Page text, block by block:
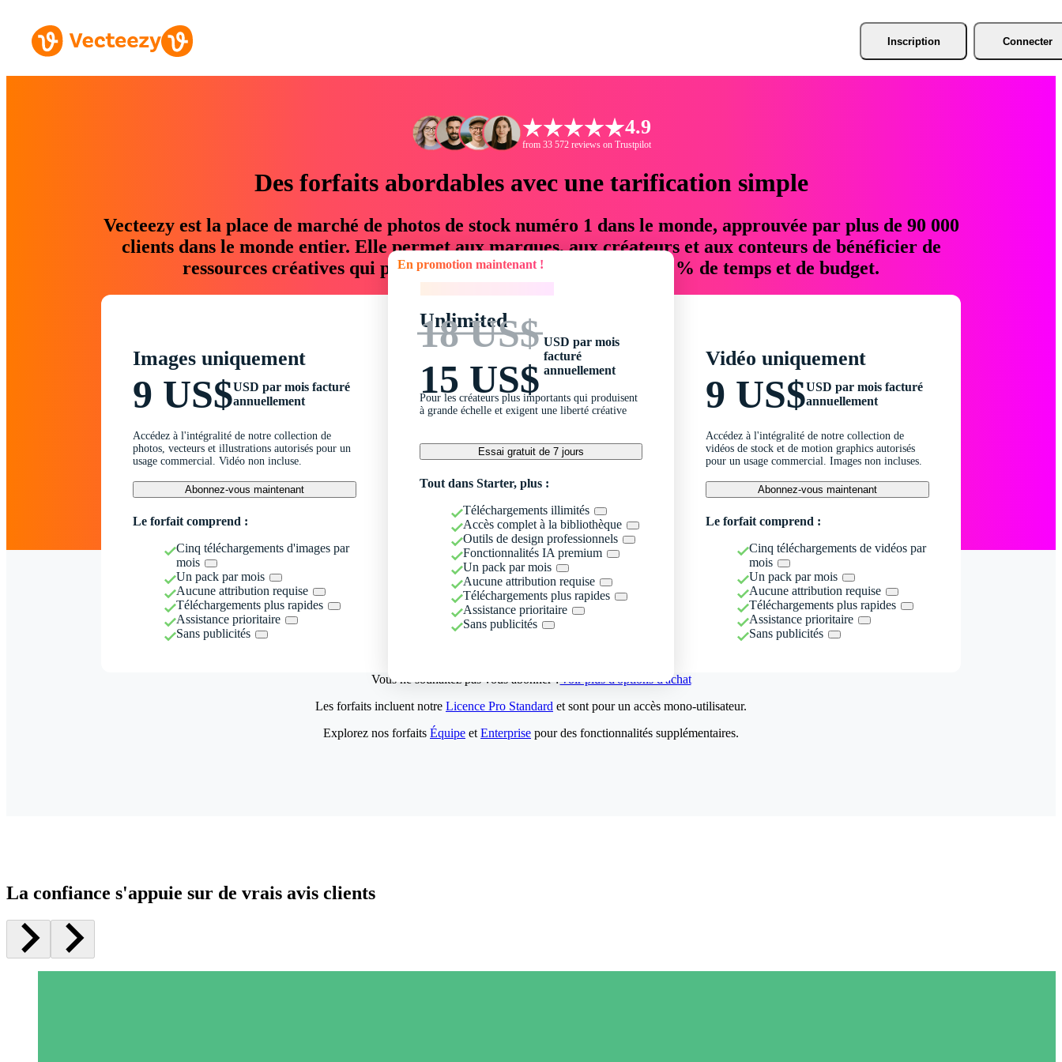
Inscription Connecter
4.9
from 33 572 reviews on Trustpilot
Des forfaits abordables avec une tarification simple
Vecteezy est la place de marché de photos de stock numéro 1 dans le monde, approuvée par plus de 90 000
clients dans le monde entier. Elle permet aux marques, aux créateurs et aux conteurs de bénéficier de
ressources créatives qui permettent d'économiser jusqu'à 76 % de temps et de budget.
Images uniquement
9 US$USD par mois facturé
annuellement
Accédez à l'intégralité de notre collection de
photos, vecteurs et illustrations autorisés pour un
usage commercial. Vidéo non incluse.
Abonnez-vous maintenant
Le forfait comprend :
Cinq téléchargements d'images par
mois
Un pack par mois
Aucune attribution requise
Téléchargements plus rapides
Assistance prioritaire
Sans publicités
En promotion maintenant !
Unlimited
18 US$
15 US$
USD par mois
facturé
annuellement
Pour les créateurs plus importants qui produisent
à grande échelle et exigent une liberté créative
Essai gratuit de 7 jours
Tout dans Starter, plus :
Téléchargements illimités
Accès complet à la bibliothèque
Outils de design professionnels
Fonctionnalités IA premium
Un pack par mois
Aucune attribution requise
Téléchargements plus rapides
Assistance prioritaire
Sans publicités
Vidéo uniquement
9 US$USD par mois facturé
annuellement
Accédez à l'intégralité de notre collection de
vidéos de stock et de motion graphics autorisés
pour un usage commercial. Images non incluses.
Abonnez-vous maintenant
Le forfait comprend :
Cinq téléchargements de vidéos par
mois
Un pack par mois
Aucune attribution requise
Téléchargements plus rapides
Assistance prioritaire
Sans publicités
Vous ne souhaitez pas vous abonner ?Voir plus d'options d'achat
Les forfaits incluent notre Licence Pro Standard et sont pour un accès mono-utilisateur.
Explorez nos forfaits Équipe et Enterprise pour des fonctionnalités supplémentaires.
La confiance s'appuie sur de vrais avis clients